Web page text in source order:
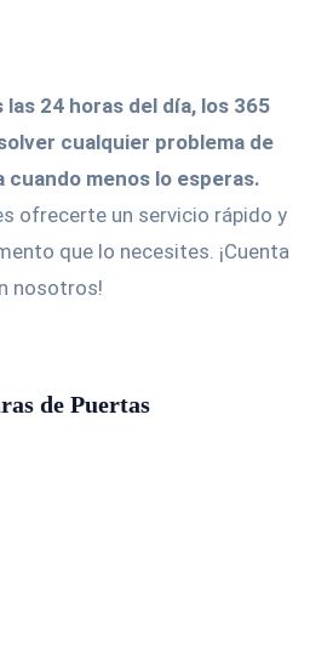
24 horas del día, los 365
cualquier problema de
menos lo esperas.
ofrecerte un servicio rápido y
que lo necesites. ¡Cuenta
nosotros!
de Puertas